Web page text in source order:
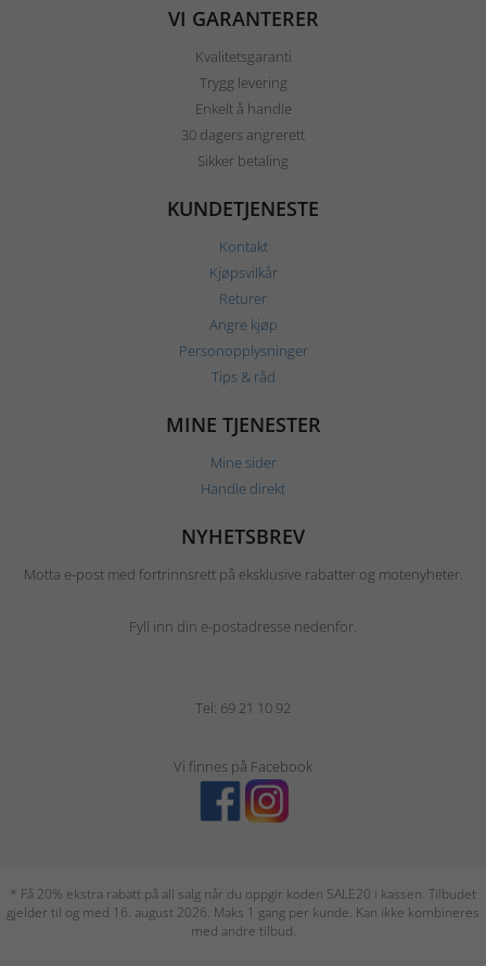
VI GARANTERER
Kvalitetsgaranti
Trygg levering
Enkelt å handle
30 dagers angrerett
Sikker betaling
KUNDETJENESTE
Kontakt
Kjøpsvilkår
Returer
Angre kjøp
Personopplysninger
Tips & råd
MINE TJENESTER
Mine sider
Handle direkt
NYHETSBREV
Motta e-post med fortrinnsrett på eksklusive rabatter og motenyheter.
Fyll inn din e-postadresse nedenfor.
Tel: 69 21 10 92
Vi finnes på Facebook
* Få 20% ekstra rabatt på all salg når du oppgir koden SALE20 i kassen. Tilbudet
gjelder til og med 16. august 2026. Maks 1 gang per kunde. Kan ikke kombineres
med andre tilbud.